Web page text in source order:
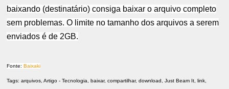
baixando (destinatário) consiga baixar o arquivo completo
sem problemas. O limite no tamanho dos arquivos a serem
enviados é de 2GB.
Fonte:Baixaki
Tags: arquivos, Artigo - Tecnologia, baixar, compartilhar, download, Just Beam It, link,